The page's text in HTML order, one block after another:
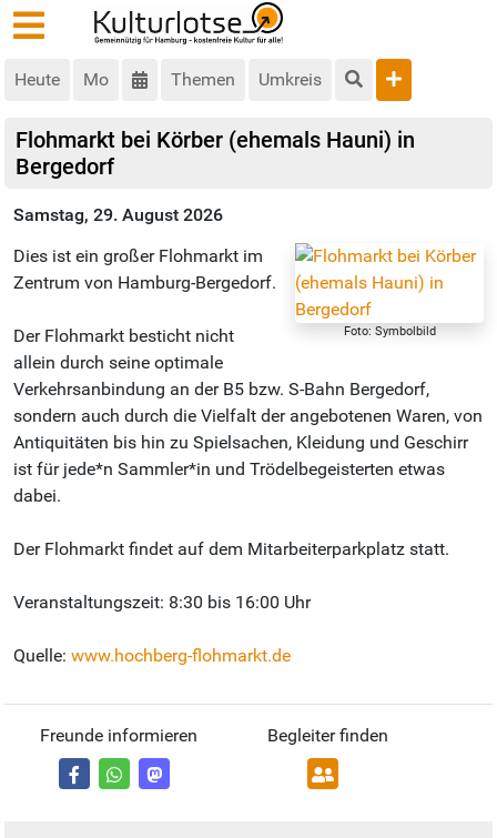
Heute Mo Themen Umkreis
Flohmarkt bei Körber (ehemals Hauni) in
Bergedorf
Samstag, 29. August 2026
Foto: Symbolbild
Dies ist ein großer Flohmarkt im
Zentrum von Hamburg-Bergedorf.
Der Flohmarkt besticht nicht
allein durch seine optimale
Verkehrsanbindung an der B5 bzw. S-Bahn Bergedorf,
sondern auch durch die Vielfalt der angebotenen Waren, von
Antiquitäten bis hin zu Spielsachen, Kleidung und Geschirr
ist für jede*n Sammler*in und Trödelbegeisterten etwas
dabei.
Der Flohmarkt findet auf dem Mitarbeiterparkplatz statt.
Veranstaltungszeit: 8:30 bis 16:00 Uhr
Quelle: www.hochberg-flohmarkt.de
Freunde informieren Begleiter finden